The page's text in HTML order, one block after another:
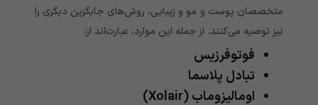
متخصصان پوست و مو و زیبایی، روش‌های جایگزین دیگری را
نیز توصیه می‌کنند. از جمله این موارد، عبارت‌اند از:
فوتوفرزیس
تبادل پلاسما
اومالیزوماب (Xolair)